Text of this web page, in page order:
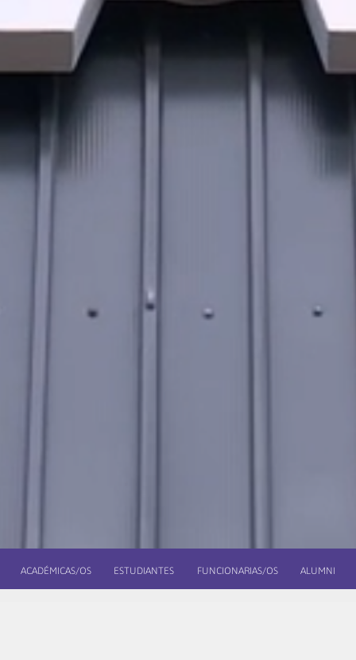
ACADÉMICAS/OS ESTUDIANTES FUNCIONARIAS/OS ALUMNI